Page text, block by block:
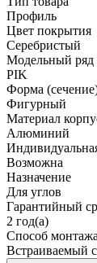
Профиль
Цвет покрытия
Серебристый
Модельный ряд
PIK
Форма
Фигурный
Материал
Алюминий
Возможна
Назначение
Для углов
Гарантийный
2 год(а)
Способ монтажа
Встраиваемый